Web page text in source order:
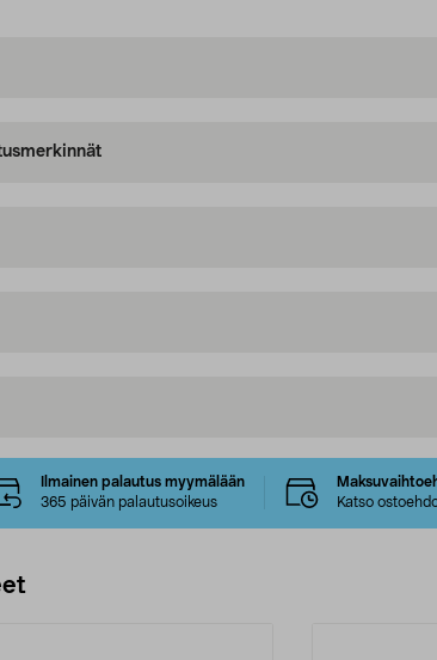
Ilmainen palautus myymälään
365 päivän palautusoikeus
Katso